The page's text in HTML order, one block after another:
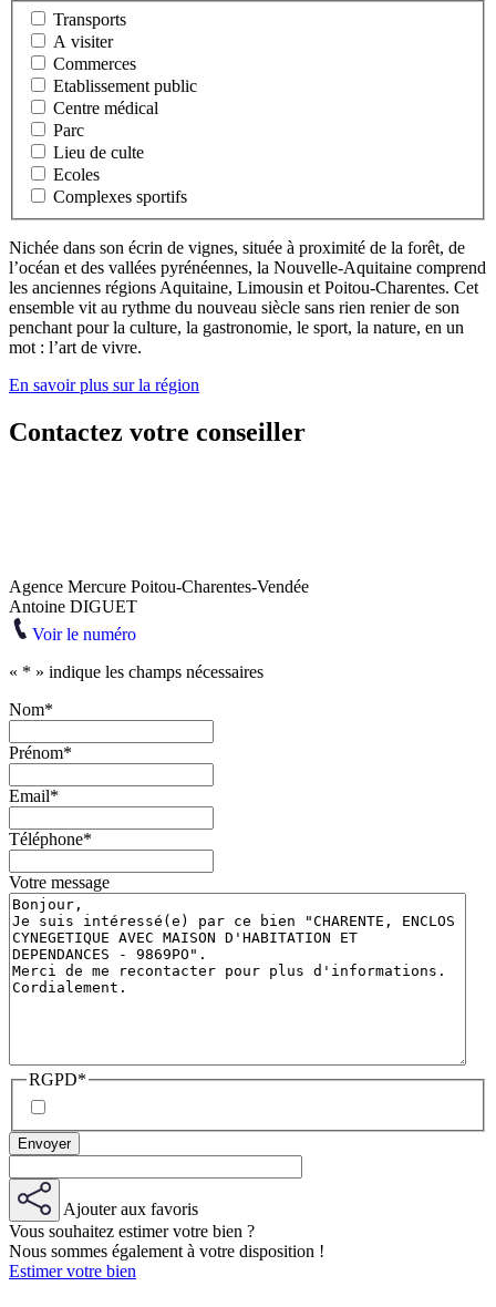
Transports
A visiter
Commerces
Etablissement public
Centre médical
Parc
Lieu de culte
Ecoles
Complexes sportifs
Nichée dans son écrin de vignes, située à proximité de la forêt, de
l’océan et des vallées pyrénéennes, la Nouvelle-Aquitaine comprend
les anciennes régions Aquitaine, Limousin et Poitou-Charentes. Cet
ensemble vit au rythme du nouveau siècle sans rien renier de son
penchant pour la culture, la gastronomie, le sport, la nature, en un
mot : l’art de vivre.
En savoir plus sur la région
Contactez votre conseiller
Agence Mercure Poitou-Charentes-Vendée
Antoine DIGUET
Voir le numéro
« * » indique les champs nécessaires
Nom*
Prénom*
Email*
Téléphone*
Votre message
RGPD*
Ajouter aux favoris
Vous souhaitez estimer votre bien ?
Nous sommes également à votre disposition !
Estimer votre bien